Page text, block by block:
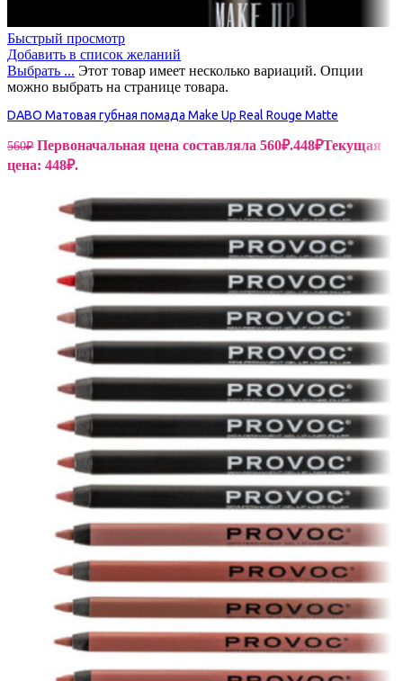
Быстрый просмотр
Добавить в список желаний
Выбрать ... Этот товар имеет несколько вариаций. Опции
можно выбрать на странице товара.
DABO Матовая губная помада Make Up Real Rouge Matte
560₽ Первоначальная цена составляла 560₽.448₽Текущая
цена: 448₽.